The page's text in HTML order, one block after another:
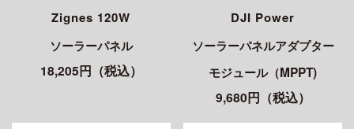
Zignes 120W
ソーラーパネル
18,205円（税込）
DJI Power
ソーラーパネルアダプター
モジュール（MPPT)
9,680円（税込）